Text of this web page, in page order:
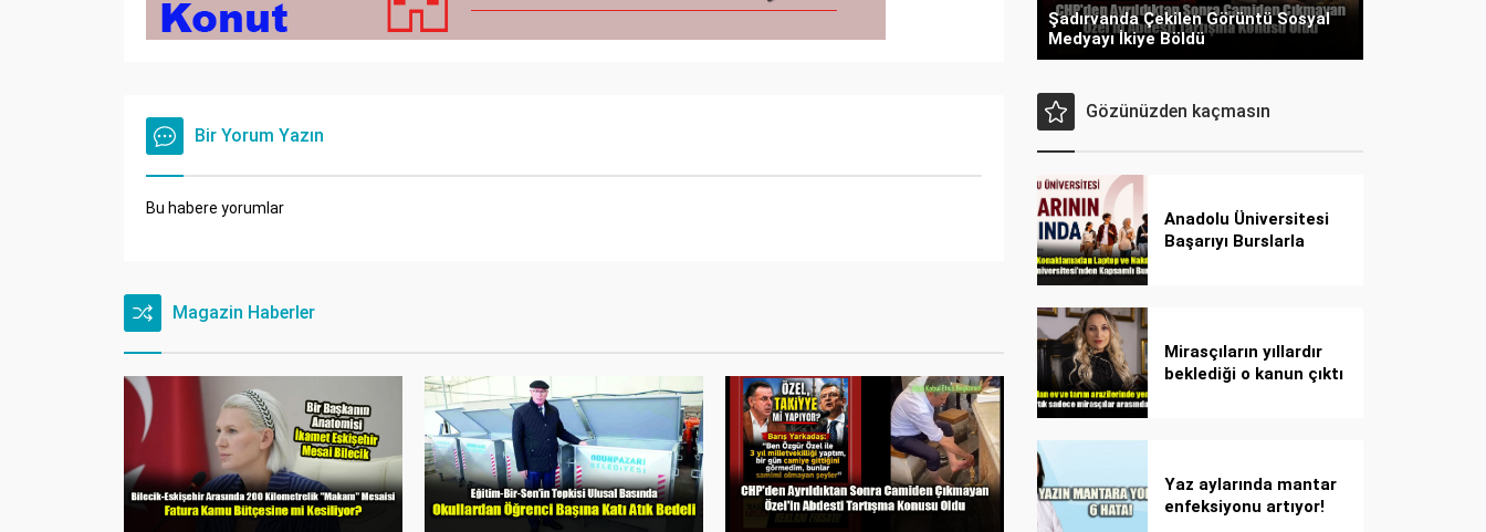
Bir Yorum Yazın
Bu habere yorumlar
Magazin Haberler
Şadırvanda Çekilen Görüntü Sosyal
Medyayı İkiye Böldü
Gözünüzden kaçmasın
Anadolu Üniversitesi
Başarıyı Burslarla
Mirasçıların yıllardır
beklediği o kanun çıktı
Yaz aylarında mantar
enfeksiyonu artıyor!